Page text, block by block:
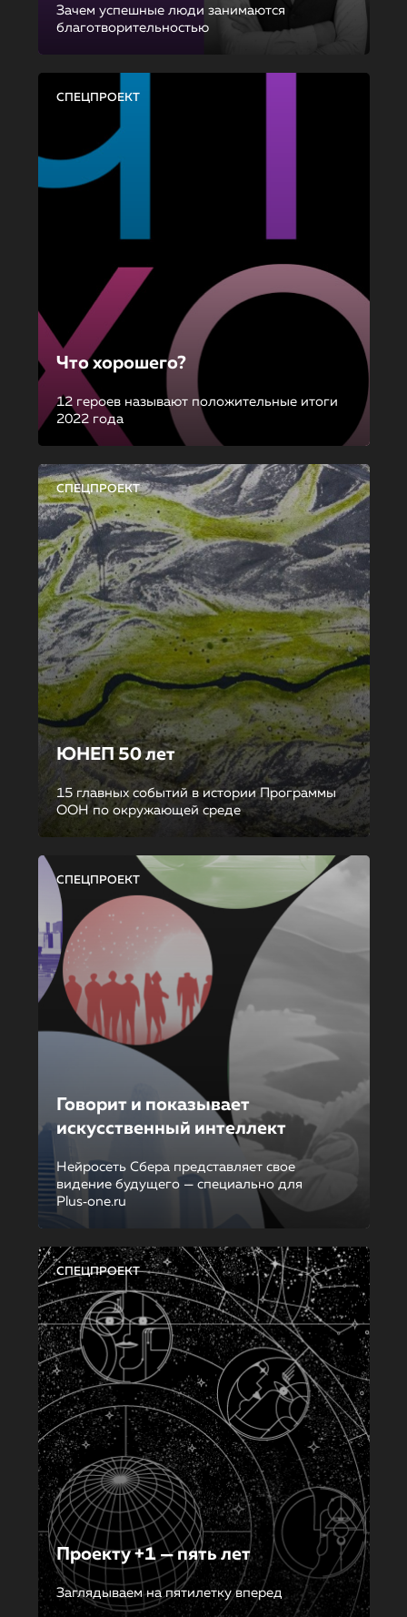
Зачем успешные люди занимаются
благотворительностью
СПЕЦПРОЕКТ
Что хорошего?
12 героев называют положительные итоги
2022 года
СПЕЦПРОЕКТ
ЮНЕП 50 лет
15 главных событий в истории Программы
ООН по окружающей среде
СПЕЦПРОЕКТ
Говорит и показывает
искусственный интеллект
Нейросеть Сбера представляет свое
видение будущего — специально для
Plus‑one.ru
СПЕЦПРОЕКТ
Проекту +1 — пять лет
Заглядываем на пятилетку вперед